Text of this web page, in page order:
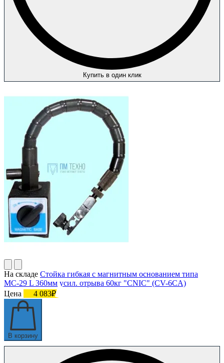
Купить в один клик
На складе Стойка гибкая с магнитным основанием типа
МС-29 L 360мм усил. отрыва 60кг "CNIC" (CV-6CA)
Цена
4 083₽
В корзину